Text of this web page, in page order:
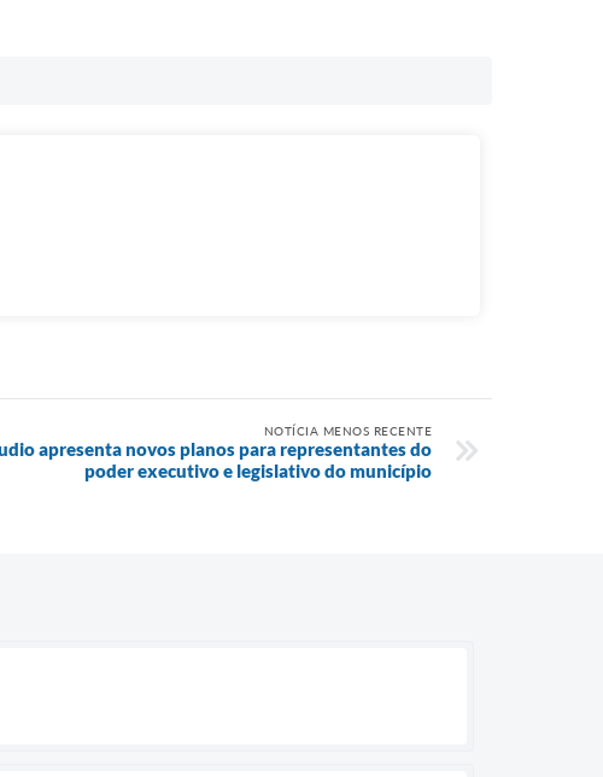
NOTÍCIA MENOS RECENTE
apresenta novos planos para representantes do
poder executivo e legislativo do município